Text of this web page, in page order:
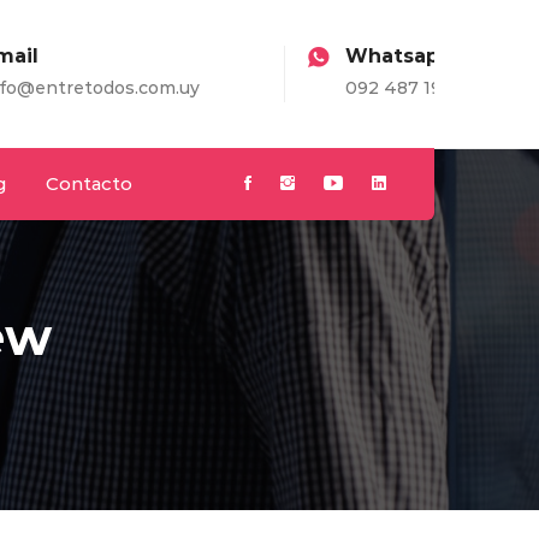
Whatsapp
Contacto